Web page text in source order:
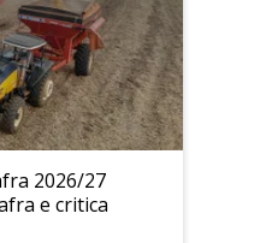
2026/27
e critica